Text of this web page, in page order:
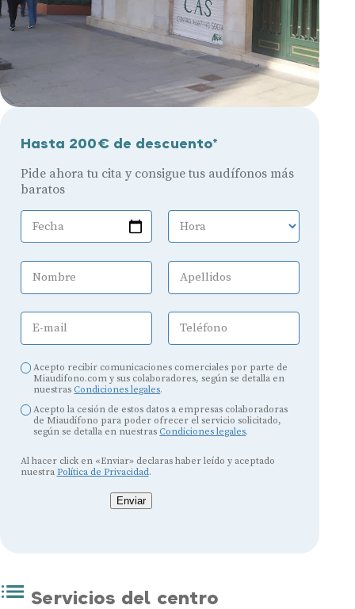
Hasta 200€ de descuento*
Pide ahora tu cita y consigue tus audífonos más
baratos
Fecha Hora
Nombre Apellidos
E-mail Teléfono
Acepto recibir comunicaciones comerciales por parte de
Miaudifono.com y sus colaboradores, según se detalla en
nuestras Condiciones legales.
Acepto la cesión de estos datos a empresas colaboradoras
de Miaudífono para poder ofrecer el servicio solicitado,
según se detalla en nuestras Condiciones legales.
Al hacer click en «Enviar» declaras haber leído y aceptado
nuestra Política de Privacidad.
Enviar
Servicios del centro